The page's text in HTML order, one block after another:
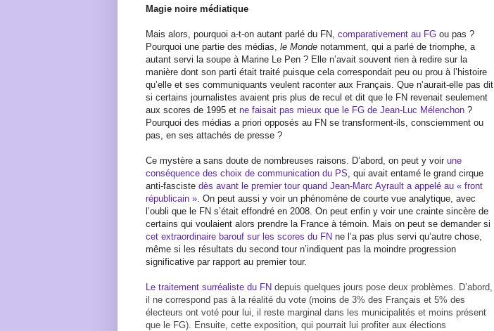
Magie noire médiatique
Mais alors, pourquoi a-t-on autant parlé du FN, comparativement au FG ou pas ?
Pourquoi une partie des médias, le Monde notamment, qui a parlé de triomphe, a
autant servi la soupe à Marine Le Pen ? Elle n’avait souvent rien à redire sur la
manière dont son parti était traité puisque cela correspondait peu ou prou à l’histoire
qu’elle et ses communiquants veulent raconter aux Français. Que n’aurait-elle pas dit
si certains journalistes avaient pris plus de recul et dit que le FN revenait seulement
aux scores de 1995 et ne faisait pas mieux que le FG de Jean-Luc Mélenchon ?
Pourquoi des médias a priori opposés au FN se transforment-ils, consciemment ou
pas, en ses attachés de presse ?
Ce mystère a sans doute de nombreuses raisons. D’abord, on peut y voir une
conséquence des choix de communication du PS , qui avait entamé le grand cirque
anti-fasciste dès avant le premier tour quand Jean-Marc Ayrault a appelé au « front
républicain » . On peut aussi y voir un phénomène de courte vue analytique, avec
l’oubli que le FN s’était effondré en 2008. On peut enfin y voir une crainte sincère de
certains qui voulaient alors prendre la France à témoin. Mais on peut se demander si
cet extraordinaire barouf sur les scores du FN ne l’a pas plus servi qu’autre chose,
même si les résultats du second tour n’indiquent pas la moindre progression
significative par rapport au premier tour.
Le traitement surréaliste du FN depuis quelques jours pose deux problèmes. D’abord,
il ne correspond pas à la réalité du vote (moins de 3% des Français et 5% des
électeurs ont voté pour lui, il reste marginal dans les municipalités et moins présent
que le FG). Ensuite, cette exposition, qui pourrait lui profiter aux élections